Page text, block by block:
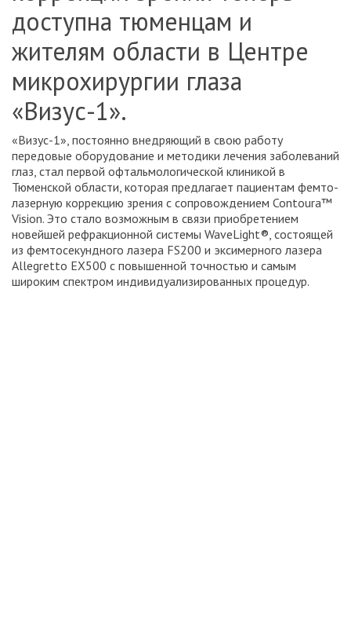
доступна тюменцам и
жителям области в Центре
микрохирургии глаза
«Визус-1».
«Визус-1», постоянно внедряющий в свою работу
передовые оборудование и методики лечения заболеваний
глаз, стал первой офтальмологической клиникой в
Тюменской области, которая предлагает пациентам фемто-
лазерную коррекцию зрения с сопровождением Contoura™
Vision. Это стало возможным в связи приобретением
новейшей рефракционной системы WaveLight®, состоящей
из фемтосекундного лазера FS200 и эксимерного лазера
Allegretto ЕX500 с повышенной точностью и самым
широким спектром индивидуализированных процедур.